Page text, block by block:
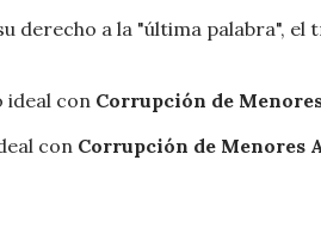
derecho a la "última palabra", el
ideal con Corrupción de
con Corrupción de Menores